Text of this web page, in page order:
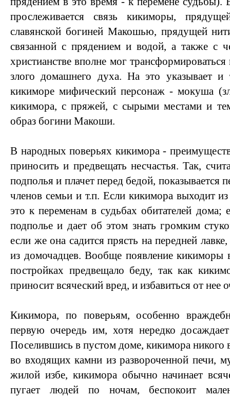
прослеживается связь кикиморы,
славянской богиней Макошью, прядущей
связанной с прядением и водой, а также с
христианстве вполне мог
злого домашнего духа. На это указывает
кикиморе мифический персонаж - мокуша
кикимора, с пряжей, с сырыми местами и
образ богини Макоши.
В народных поверьях кикимора -
приносить и предвещать несчастья. Так,
подполья и плачет перед бедой, показывается
членов семьи и т.п. Если кикимора выходит
это к переменам в судьбах обитателей дома;
подполье и дает об этом знать громким
если же она садится прясть на передней
из домочадцев. Вообще появление кикиморы
постройках предвещало беду, так как
приносит всяческий вред, и избавиться от нее
Кикимора, по поверьям, особенно
первую очередь им, хотя нередко
Поселившись в пустом доме, кикимора никого
во входящих камни из развороченной печи,
жилой избе, кикимора обычно начинает
пугает людей по ночам, беспокоит